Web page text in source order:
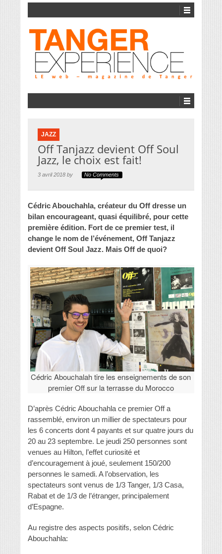
JAZZ
Off Tanjazz devient Off Soul
Jazz, le choix est fait!
3 avril 2018 by No Comments
Cédric Abouchahla, créateur du Off dresse un
bilan encourageant, quasi équilibré, pour cette
première édition. Fort de ce premier test, il
change le nom de l’événement, Off Tanjazz
devient Off Soul Jazz. Mais Off de quoi?
Cédric Abouchalah tire les enseignements de son
premier Off sur la terrasse du Morocco
D’après Cédric Abouchahla ce premier Off a
rassemblé, environ un millier de spectateurs pour
les 6 concerts dont 4 payants et sur quatre jours du
20 au 23 septembre. Le jeudi 250 personnes sont
venues au Hilton, l’effet curiosité et
d’encouragement à joué, seulement 150/200
personnes le samedi. A l’observation, les
spectateurs sont venus de 1/3 Tanger, 1/3 Casa,
Rabat et de 1/3 de l’étranger, principalement
d’Espagne.
Au registre des aspects positifs, selon Cédric
Abouchahla: